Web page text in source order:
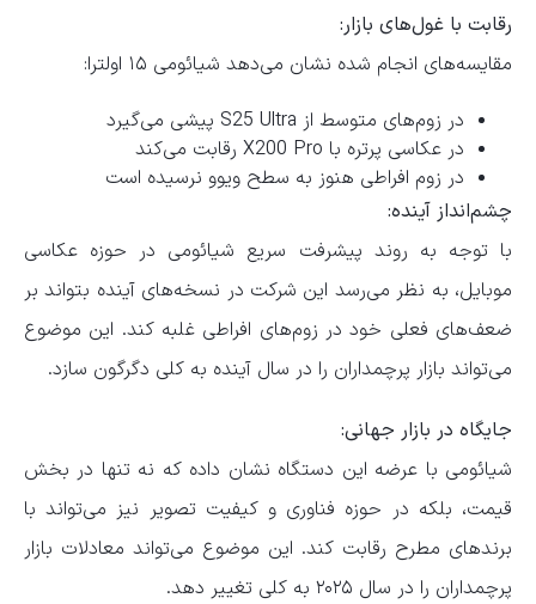
رقابت با غول‌های بازار:
مقایسه‌های انجام شده نشان می‌دهد شیائومی ۱۵ اولترا:
در زوم‌های متوسط از S25 Ultra پیشی می‌گیرد
در عکاسی پرتره با X200 Pro رقابت می‌کند
در زوم افراطی هنوز به سطح ویوو نرسیده است
چشم‌انداز آینده:
با توجه به روند پیشرفت سریع شیائومی در حوزه عکاسی
موبایل، به نظر می‌رسد این شرکت در نسخه‌های آینده بتواند بر
ضعف‌های فعلی خود در زوم‌های افراطی غلبه کند. این موضوع
می‌تواند بازار پرچمداران را در سال آینده به کلی دگرگون سازد.
جایگاه در بازار جهانی:
شیائومی با عرضه این دستگاه نشان داده که نه تنها در بخش
قیمت، بلکه در حوزه فناوری و کیفیت تصویر نیز می‌تواند با
برندهای مطرح رقابت کند. این موضوع می‌تواند معادلات بازار
پرچمداران را در سال ۲۰۲۵ به کلی تغییر دهد.